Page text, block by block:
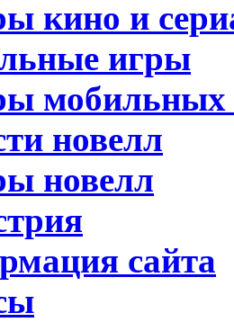
кино и
игры
мобильных
новелл
новелл
сайта